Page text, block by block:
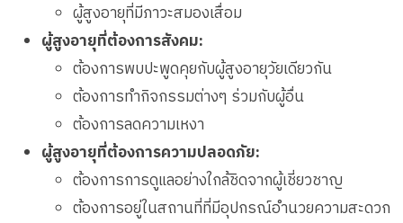
ผู้สูงอายุที่มีภาวะสมองเสื่อม
ผู้สูงอายุที่ต้องการสังคม:
ต้องการพบปะพูดคุยกับผู้สูงอายุวัยเดียวกัน
ต้องการทำกิจกรรมต่างๆ ร่วมกับผู้อื่น
ต้องการลดความเหงา
ผู้สูงอายุที่ต้องการความปลอดภัย:
ต้องการการดูแลอย่างใกล้ชิดจากผู้เชี่ยวชาญ
ต้องการอยู่ในสถานที่ที่มีอุปกรณ์อำนวยความสะดวก